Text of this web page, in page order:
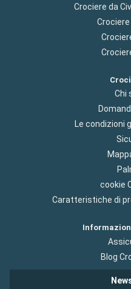
Crociere da
Chi
Le condizioni
cookie
Caratteristiche di
Blog